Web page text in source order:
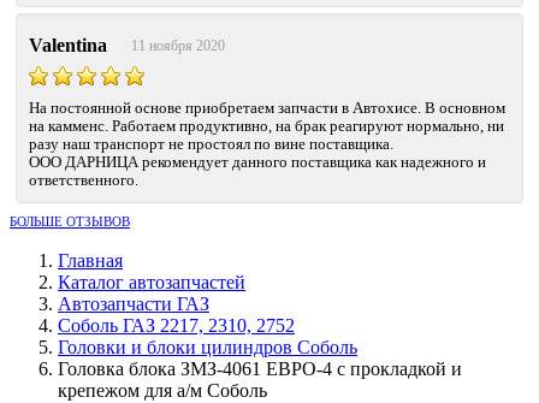
Valentina 11 ноября 2020
На постоянной основе приобретаем запчасти в Автохисе. В основном
на камменс. Работаем продуктивно, на брак реагируют нормально, ни
разу наш транспорт не простоял по вине поставщика.
ООО ДАРНИЦА рекомендует данного поставщика как надежного и
ответственного.
БОЛЬШЕ ОТЗЫВОВ
Главная
Каталог автозапчастей
Автозапчасти ГАЗ
Соболь ГАЗ 2217, 2310, 2752
Головки и блоки цилиндров Соболь
Головка блока ЗМЗ-4061 ЕВРО-4 с прокладкой и
крепежом для а/м Соболь